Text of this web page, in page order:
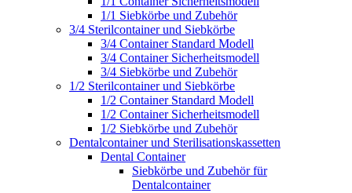
1/1 Siebkörbe und Zubehör
3/4 Sterilcontainer und Siebkörbe
3/4 Container Standard Modell
3/4 Container Sicherheitsmodell
3/4 Siebkörbe und Zubehör
1/2 Sterilcontainer und Siebkörbe
1/2 Container Standard Modell
1/2 Container Sicherheitsmodell
1/2 Siebkörbe und Zubehör
Dentalcontainer und Sterilisationskassetten
Dental Container
Siebkörbe und Zubehör für
Dentalcontainer